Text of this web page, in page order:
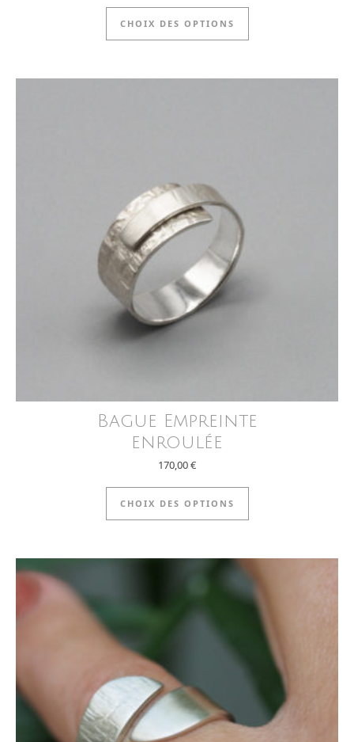
CHOIX DES OPTIONS
Ce produit a
Bague Empreinte
enroulée
170,00€
CHOIX DES OPTIONS
Ce produit a